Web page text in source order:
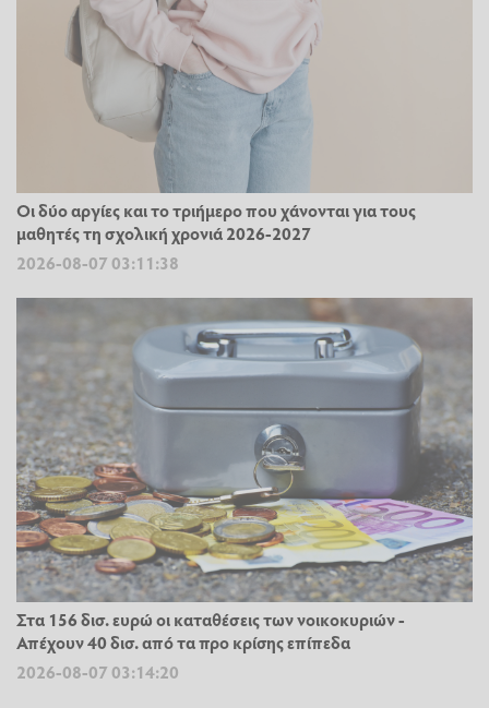
Οι δύο αργίες και το τριήμερο που χάνονται για τους
μαθητές τη σχολική χρονιά 2026-2027
2026-08-07 03:11:38
Στα 156 δισ. ευρώ οι καταθέσεις των νοικοκυριών -
Απέχουν 40 δισ. από τα προ κρίσης επίπεδα
2026-08-07 03:14:20